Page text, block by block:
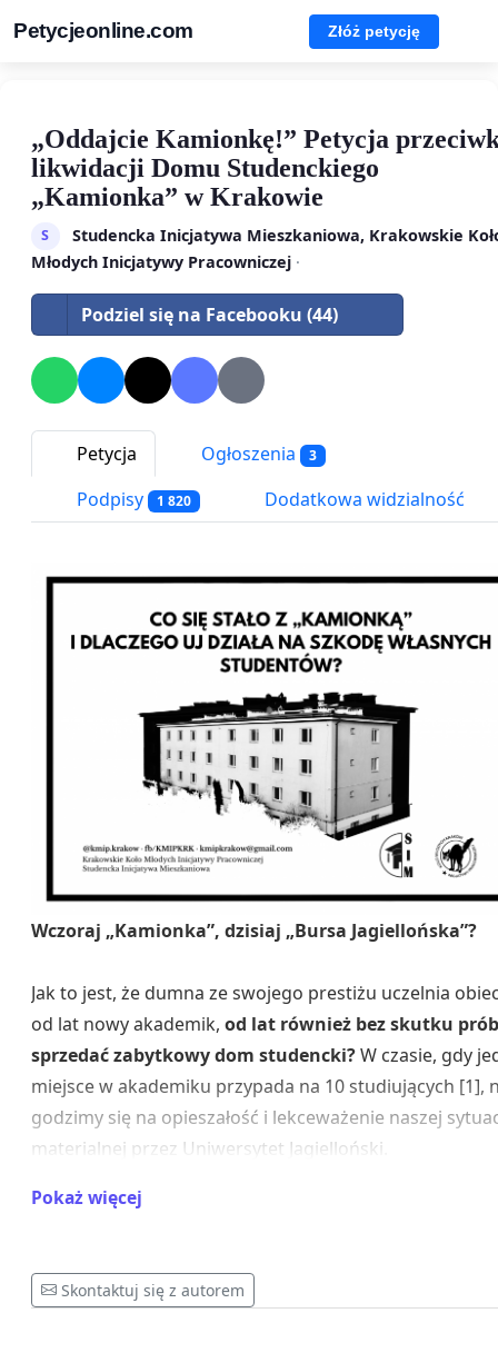
Petycjeonline.com Złóż petycję
„Oddajcie Kamionkę!” Petycja
likwidacji Domu Studenckiego
„Kamionka” w Krakowie
S
Studencka Inicjatywa Mieszkaniowa, Krakowskie
Młodych Inicjatywy Pracowniczej ·
Podziel się na Facebooku (44)
Petycja Ogłoszenia 3
Podpisy 1 820 Dodatkowa widzialność
Wczoraj „Kamionka”, dzisiaj „Bursa Jagiellońska”?
Jak to jest, że dumna ze swojego prestiżu uczelnia
od lat nowy akademik, od lat również bez skutku
sprzedać zabytkowy dom studencki?W czasie, gdy
miejsce w akademiku przypada na 10 studiujących [1],
godzimy się na opieszałość i lekceważenie naszej
materialnej przez Uniwersytet Jagielloński.
Ostatnio (19.04.2024r) na debacie rektorskiej z ust
(około 200 miejsc) rzekomo nie da się wyremontować
Dalsza część debaty pokazazała także, że władze
Pokaż więcej
Skontaktuj się z autorem